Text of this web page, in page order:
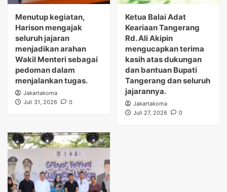
Menutup kegiatan,
Harison mengajak
seluruh jajaran
menjadikan arahan
Wakil Menteri sebagai
pedoman dalam
menjalankan tugas.
Jakartakoma
Juli 31, 2026
0
Ketua Balai Adat
Keariaan Tangerang
Rd. Ali Akipin
mengucapkan terima
kasih atas dukungan
dan bantuan Bupati
Tangerang dan seluruh
jajarannya.
Jakartakoma
Juli 27, 2026
0